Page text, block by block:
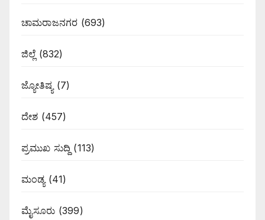
ಚಾಮರಾಜನಗರ (693)
ಜಿಲ್ಲೆ (832)
ಜ್ಯೋತಿಷ್ಯ (7)
ದೇಶ (457)
ಪ್ರಮುಖ ಸುದ್ದಿ (113)
ಮಂಡ್ಯ(41)
ಮೈಸೂರು (399)